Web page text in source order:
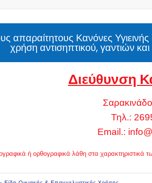
απαραίτητους Κανόνες
χρήση αντισηπτικού, γαντιών
Διεύθυνση
Τηλ.:
Email.:
ή ορθογραφικά λάθη στα